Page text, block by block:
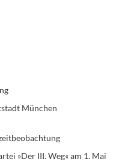
München
»Der III. Weg« am 1. Mai